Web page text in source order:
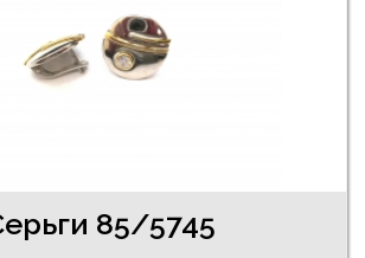
85/5745